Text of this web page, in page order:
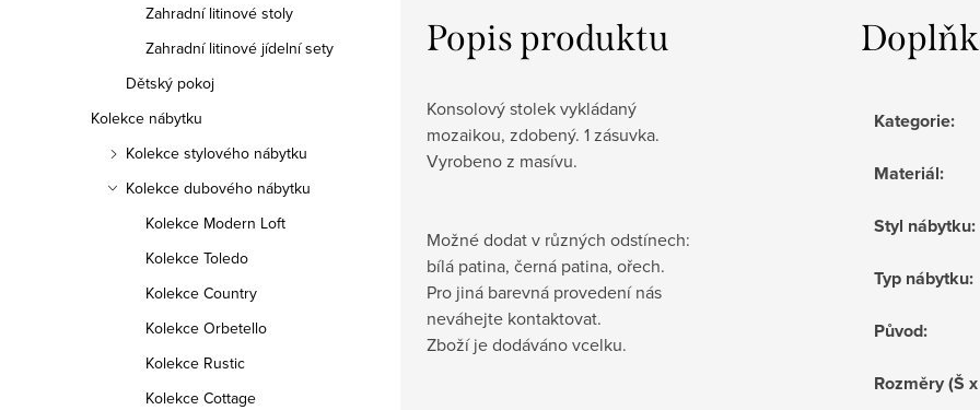
Zahradní litinové stoly
Zahradní litinové jídelní sety
Dětský pokoj
Kolekce nábytku
Kolekce stylového nábytku
Kolekce dubového nábytku
Kolekce Modern Loft
Kolekce Toledo
Kolekce Country
Kolekce Orbetello
Kolekce Rustic
Kolekce Cottage
Popis produktu
Konsolový stolek vykládaný
mozaikou, zdobený. 1 zásuvka.
Vyrobeno z masívu.
Možné dodat v různých odstínech:
bílá patina, černá patina, ořech.
Pro jiná barevná provedení nás
neváhejte kontaktovat.
Zboží je dodáváno vcelku.
Kategorie:
Materiál:
Styl nábytku:
Typ nábytku:
Původ:
Rozměry (Š